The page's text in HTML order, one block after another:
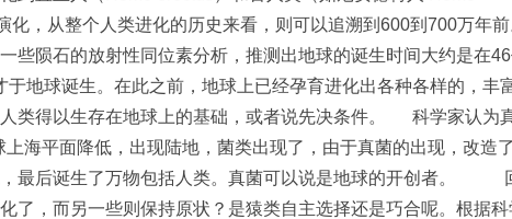
化，从整个人类进化的历史来看，则可以追溯到600到700万年
些陨石的放射性同位素分析，推测出地球的诞生时间大约是在
地球诞生。在此之前，地球上已经孕育进化出各种各样的，丰
类得以生存在地球上的基础，或者说先决条件。 科学家认为
海平面降低，出现陆地，菌类出现了，由于真菌的出现，改造
，最后诞生了万物包括人类。真菌可以说是地球的开创者。
了，而另一些则保持原状？是猿类自主选择还是巧合呢。根据科